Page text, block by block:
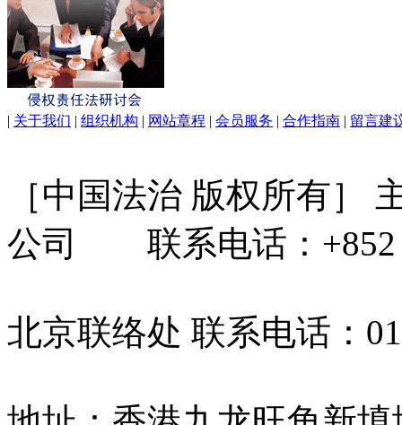
| 关于我们 | 组织机构 | 网站章程 | 会员服务 | 合作指南 | 留言建
［中国法治 版权所有］
公司 联系电话：+852
北京联络处 联系电话：